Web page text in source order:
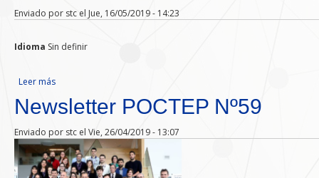
Enviado por stc el Jue, 16/05/2019 - 14:23
Idioma Sin definir
Leer más
Newsletter POCTEP Nº59
Enviado por stc el Vie, 26/04/2019 - 13:07